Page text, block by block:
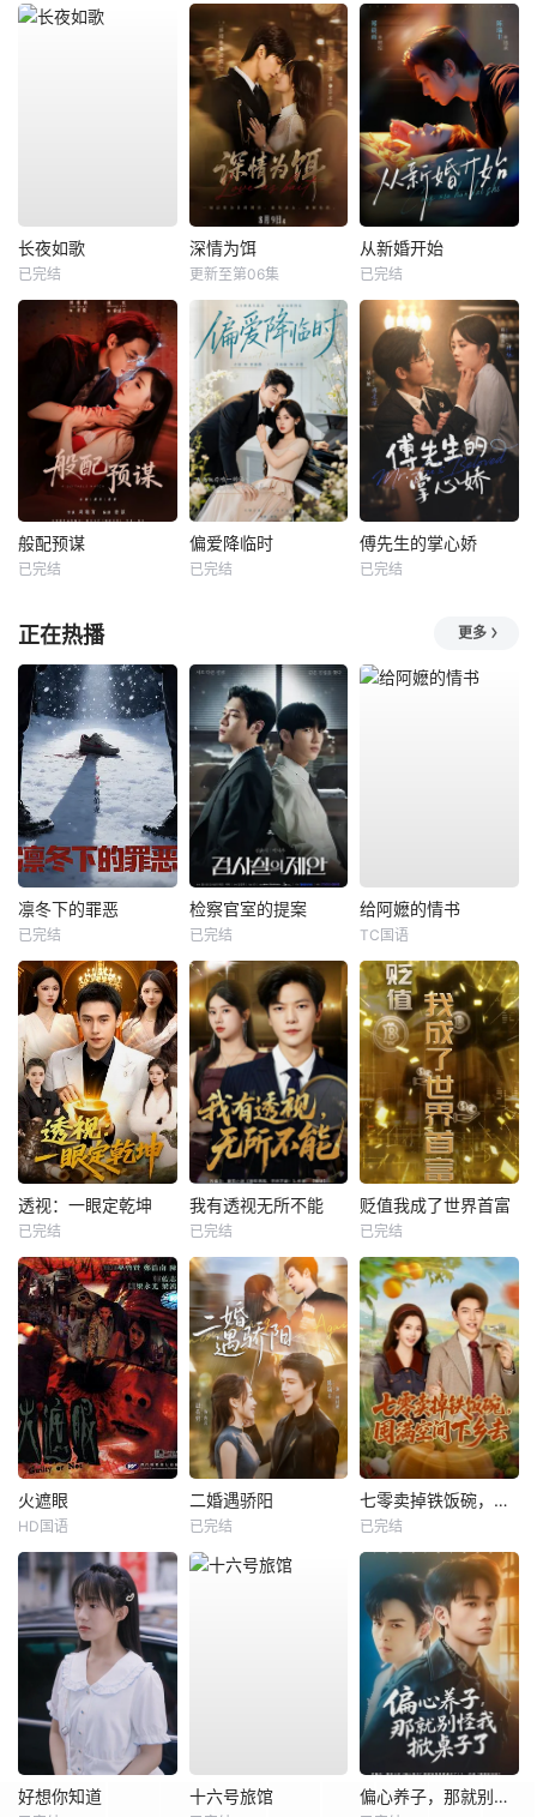
长夜如歌
已完结
深情为饵
更新至第06集
从新婚开始
已完结
般配预谋
已完结
偏爱降临时
已完结
傅先生的掌心娇
已完结
正在热播 更多
凛冬下的罪恶
已完结
检察官室的提案
已完结
给阿嬷的情书
TC国语
透视：一眼定乾坤
已完结
我有透视无所不能
已完结
贬值我成了世界首富
已完结
火遮眼
HD国语
二婚遇骄阳
已完结
七零卖掉铁饭碗，囤满空间下乡去
已完结
好想你知道 十六号旅馆 偏心养子，那就别怪我掀桌子了